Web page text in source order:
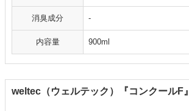
消臭成分 -
内容量 900ml
weltec（ウェルテック）『コンクールF』